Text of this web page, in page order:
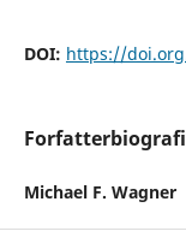
DOI: https://
Forfatterbiografi
Michael F. Wagner